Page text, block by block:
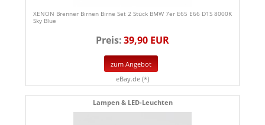
XENON Brenner Birnen Birne Set 2 Stück BMW 7er E65 E66 D1S 8000K
Sky Blue
Preis:39,90 EUR
zum Angebot
eBay.de (*)
Lampen & LED-Leuchten